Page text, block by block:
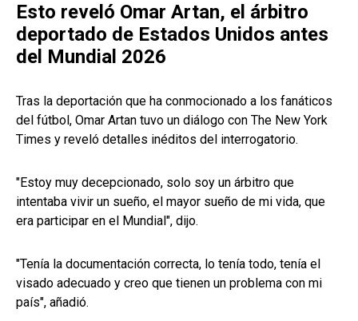
Esto reveló Omar Artan, el árbitro
deportado de Estados Unidos antes
del Mundial 2026
Tras la deportación que ha conmocionado a los fanáticos
del fútbol, Omar Artan tuvo un diálogo con The New York
Times y reveló detalles inéditos del interrogatorio.
"Estoy muy decepcionado, solo soy un árbitro que
intentaba vivir un sueño, el mayor sueño de mi vida, que
era participar en el Mundial", dijo.
"Tenía la documentación correcta, lo tenía todo, tenía el
visado adecuado y creo que tienen un problema con mi
país", añadió.